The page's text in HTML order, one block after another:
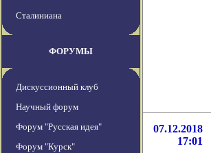
Сталиниана
ФОРУМЫ
Дискуссионный клуб
Научный форум
Форум "Русская идея"
Форум "Курск"
07.12.2018
17:01